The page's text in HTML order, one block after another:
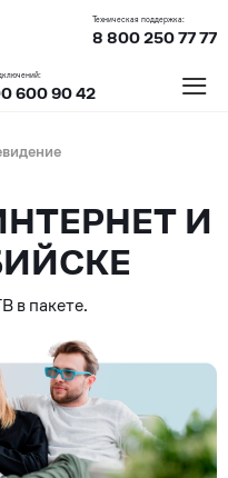
Техническая поддержка:
8 800 250 77 77
600 90 42 ≡
И
в пакете.